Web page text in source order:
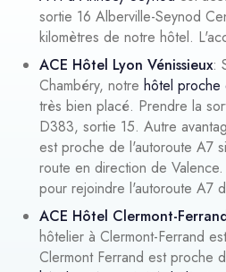
sortie 16 Alberville-Seynod
kilomètres de notre hôtel.
ACE Hôtel Lyon Vénissieux:
Chambéry, notre hôtel proche
très bien placé. Prendre la
D383, sortie 15. Autre
est proche de l'autoroute A7
route en direction de
pour rejoindre l'autoroute A7
ACE Hôtel Clermont-
hôtelier à Clermont-Ferrand
Clermont Ferrand est proche